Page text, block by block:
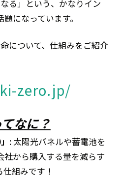
る」という、かなりイン
になっています。
について、仕組みをご紹介
zero.jp/
なに？
: 太陽光パネルや蓄電池を
社から購入する量を減らす
組みです！